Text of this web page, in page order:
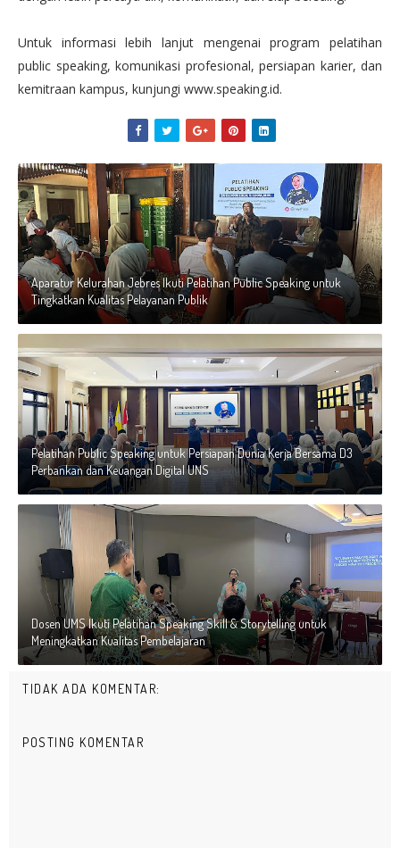
Untuk informasi lebih lanjut mengenai program pelatihan
public speaking, komunikasi profesional, persiapan karier, dan
kemitraan kampus, kunjungi www.speaking.id.
Aparatur Kelurahan Jebres Ikuti Pelatihan Public Speaking untuk
Tingkatkan Kualitas Pelayanan Publik
Pelatihan Public Speaking untuk Persiapan Dunia Kerja Bersama D3
Perbankan dan Keuangan Digital UNS
Dosen UMS Ikuti Pelatihan Speaking Skill & Storytelling untuk
Meningkatkan Kualitas Pembelajaran
TIDAK ADA KOMENTAR:
POSTING KOMENTAR